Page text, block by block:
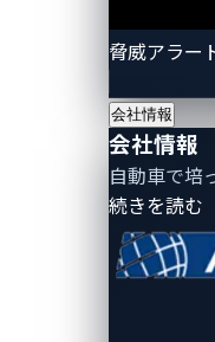
脅威アラー
会社情報
会社情報
自動車で培
続きを読む
」は、車両の急速
のイーサネットファイ
用することで、車両内に
わたるまで脅威検知範
ド処理コストを最大60
クトロビット
」は、安
載オペレーティングシ